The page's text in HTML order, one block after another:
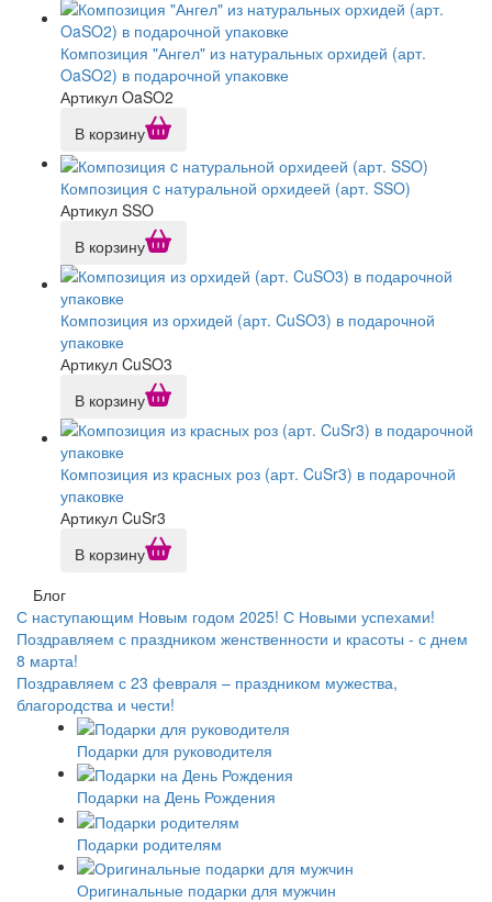
Композиция "Ангел" из натуральных орхидей (арт.
OaSO2) в подарочной упаковке
Артикул OaSO2
В корзину
Композиция c натуральной орхидеей (арт. SSO)
Артикул SSO
В корзину
Композиция из орхидей (арт. CuSO3) в подарочной
упаковке
Артикул CuSO3
В корзину
Композиция из красных роз (арт. CuSr3) в подарочной
упаковке
Артикул CuSr3
В корзину
Блог
С наступающим Новым годом 2025! С Новыми успехами!
Поздравляем с праздником женственности и красоты - с днем
8 марта!
Поздравляем с 23 февраля – праздником мужества,
благородства и чести!
Подарки для руководителя
Подарки на День Рождения
Подарки родителям
Оригинальные подарки для мужчин